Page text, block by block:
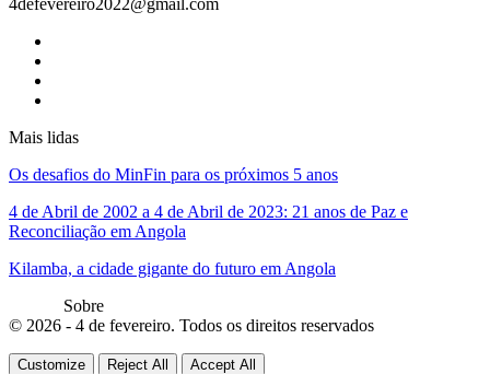
Mais lidas
Os desafios do MinFin para os próximos 5 anos
4 de Abril de 2002 a 4 de Abril de 2023: 21 anos de Paz e
Reconciliação em Angola
Kilamba, a cidade gigante do futuro em Angola
Sobre
© 2026 - 4 de fevereiro. Todos os direitos reservados
Customize Reject All Accept All